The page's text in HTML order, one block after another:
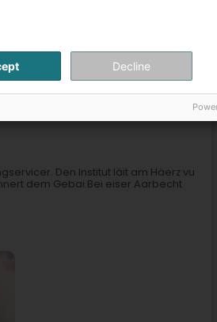
Wuedtätowéierung Ouerpiercing
Den Institut läit am Häerz vu
dem Gebai.Bei eiser Aarbecht
Decline